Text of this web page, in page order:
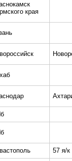
края
57 я/